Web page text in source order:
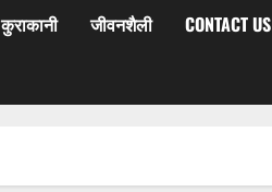
कुराकानी जीवनशैली CONTACT US